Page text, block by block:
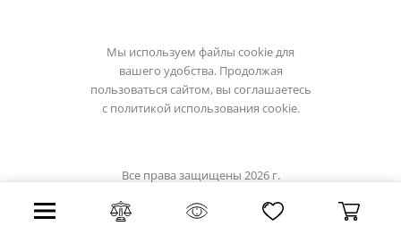
Мы используем файлы cookie для
вашего удобства. Продолжая
пользоваться сайтом, вы соглашаетесь
с политикой использования cookie.
Все права защищены 2026 г.